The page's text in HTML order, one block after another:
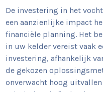
De investering in het
een aanzienlijke impact
financiële planning. Het
in uw kelder vereist vaak
investering, afhankelijk
de gekozen
onverwacht hoog